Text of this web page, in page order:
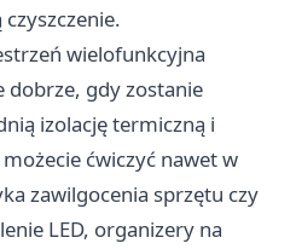
wielofunkcyjna
dobrze, gdy zostanie
izolację termiczną i
ćwiczyć nawet w
zawilgocenia sprzętu czy
LED, organizery na